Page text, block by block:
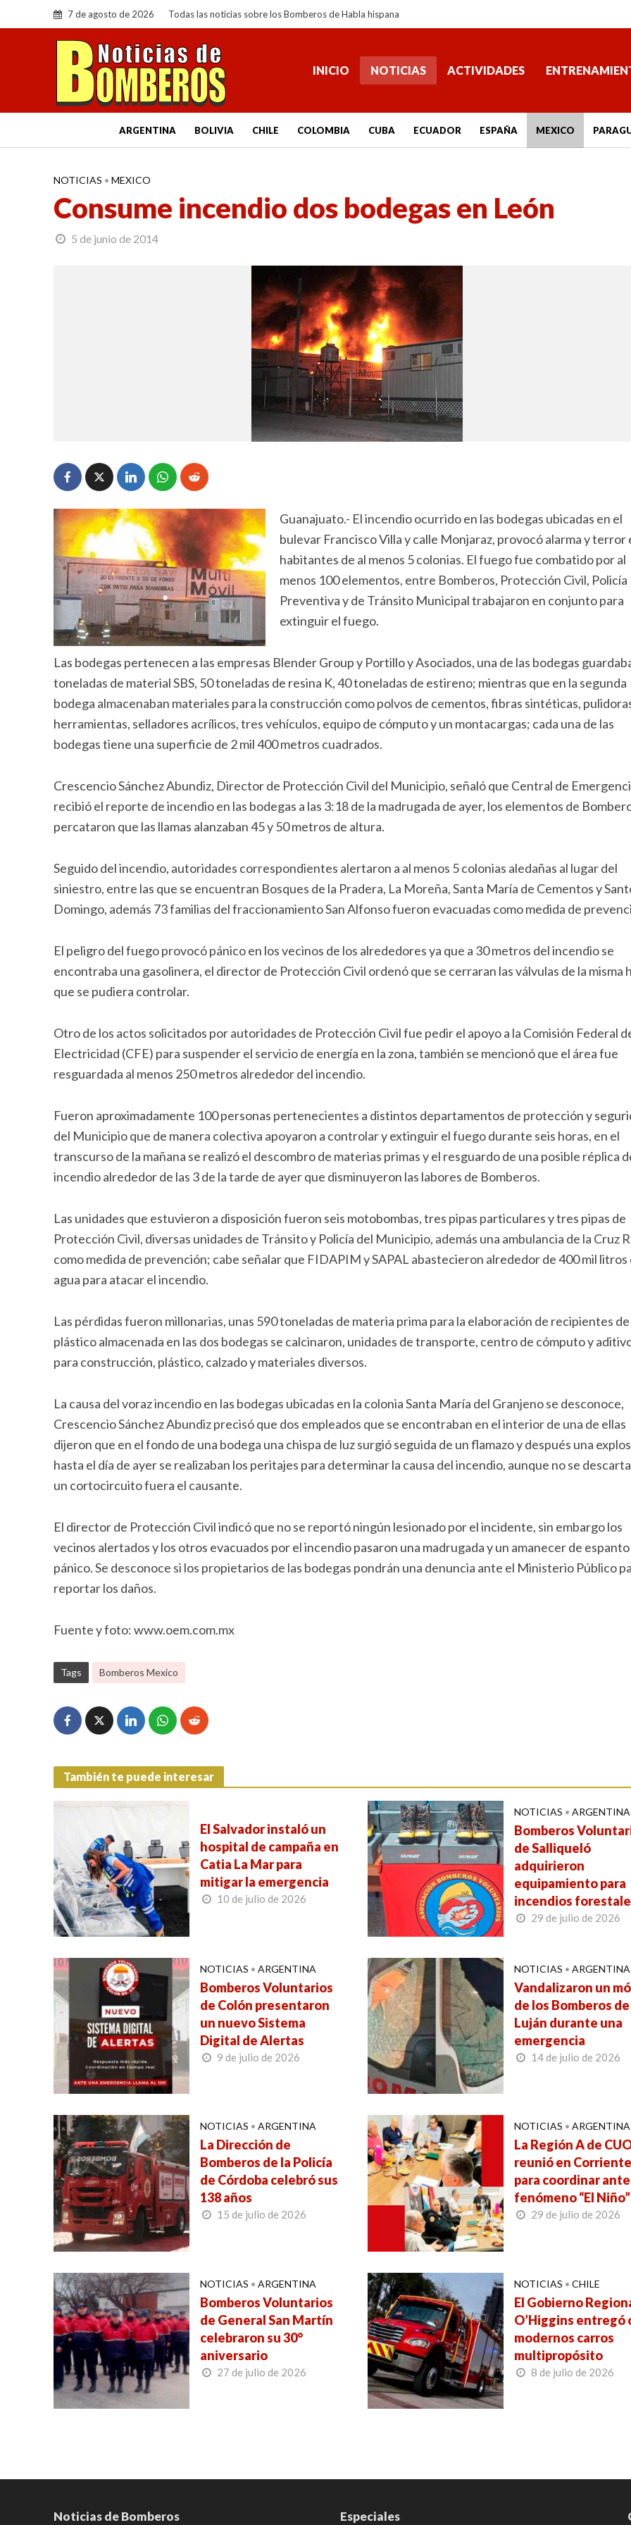
7 de agosto de 2026 Todas las noticias sobre los Bomberos de Habla hispana
INICIO NOTICIAS ACTIVIDADES
ARGENTINA BOLIVIA CHILE COLOMBIA CUBA ECUADOR ESPAÑA MEXICO
NOTICIAS • MEXICO
Consume incendio dos bodegas en León
5 de junio de 2014
Guanajuato.- El incendio ocurrido en las bodegas ubicadas en el
bulevar Francisco Villa y calle Monjaraz, provocó alarma y terror
habitantes de al menos 5 colonias. El fuego fue combatido por al
menos 100 elementos, entre Bomberos, Protección Civil, Policía
Preventiva y de Tránsito Municipal trabajaron en conjunto para
extinguir el fuego.
Las bodegas pertenecen a las empresas Blender Group y Portillo y Asociados, una de las bodegas
toneladas de material SBS, 50 toneladas de resina K, 40 toneladas de estireno; mientras que en la segunda
bodega almacenaban materiales para la construcción como polvos de cementos, fibras sintéticas,
herramientas, selladores acrílicos, tres vehículos, equipo de cómputo y un montacargas; cada una de las
bodegas tiene una superficie de 2 mil 400 metros cuadrados.
Crescencio Sánchez Abundiz, Director de Protección Civil del Municipio, señaló que Central de
recibió el reporte de incendio en las bodegas a las 3:18 de la madrugada de ayer, los elementos de
percataron que las llamas alanzaban 45 y 50 metros de altura.
Seguido del incendio, autoridades correspondientes alertaron a al menos 5 colonias aledañas al lugar del
siniestro, entre las que se encuentran Bosques de la Pradera, La Moreña, Santa María de Cementos y
Domingo, además 73 familias del fraccionamiento San Alfonso fueron evacuadas como medida de
El peligro del fuego provocó pánico en los vecinos de los alrededores ya que a 30 metros del incendio se
encontraba una gasolinera, el director de Protección Civil ordenó que se cerraran las válvulas de la misma
que se pudiera controlar.
Otro de los actos solicitados por autoridades de Protección Civil fue pedir el apoyo a la Comisión Federal
Electricidad (CFE) para suspender el servicio de energía en la zona, también se mencionó que el área fue
resguardada al menos 250 metros alrededor del incendio.
Fueron aproximadamente 100 personas pertenecientes a distintos departamentos de protección y
del Municipio que de manera colectiva apoyaron a controlar y extinguir el fuego durante seis horas, en el
transcurso de la mañana se realizó el descombro de materias primas y el resguardo de una posible réplica
incendio alrededor de las 3 de la tarde de ayer que disminuyeron las labores de Bomberos.
Las unidades que estuvieron a disposición fueron seis motobombas, tres pipas particulares y tres pipas de
Protección Civil, diversas unidades de Tránsito y Policía del Municipio, además una ambulancia de la Cruz
como medida de prevención; cabe señalar que FIDAPIM y SAPAL abastecieron alrededor de 400 mil litros
agua para atacar el incendio.
Las pérdidas fueron millonarias, unas 590 toneladas de materia prima para la elaboración de recipientes de
plástico almacenada en las dos bodegas se calcinaron, unidades de transporte, centro de cómputo y
para construcción, plástico, calzado y materiales diversos.
La causa del voraz incendio en las bodegas ubicadas en la colonia Santa María del Granjeno se desconoce,
Crescencio Sánchez Abundiz precisó que dos empleados que se encontraban en el interior de una de ellas
dijeron que en el fondo de una bodega una chispa de luz surgió seguida de un flamazo y después una
hasta el día de ayer se realizaban los peritajes para determinar la causa del incendio, aunque no se
un cortocircuito fuera el causante.
El director de Protección Civil indicó que no se reportó ningún lesionado por el incidente, sin embargo los
vecinos alertados y los otros evacuados por el incendio pasaron una madrugada y un amanecer de espanto
pánico. Se desconoce si los propietarios de las bodegas pondrán una denuncia ante el Ministerio Público
reportar los daños.
Fuente y foto: www.oem.com.mx
Tags Bomberos Mexico
También te puede interesar
El Salvador instaló un
hospital de campaña en
Catia La Mar para
mitigar la emergencia
10 de julio de 2026
NOTICIAS • ARGENTINA
Bomberos
de Salliqueló
adquirieron
equipamiento para
incendios
29 de julio de 2026
NOTICIAS • ARGENTINA
Bomberos Voluntarios
de Colón presentaron
un nuevo Sistema
Digital de Alertas
9 de julio de 2026
NOTICIAS • ARGENTINA
Vandalizaron un
de los Bomberos de
Luján durante una
emergencia
14 de julio de 2026
NOTICIAS • ARGENTINA
La Dirección de
Bomberos de la Policía
de Córdoba celebró sus
138 años
15 de julio de 2026
NOTICIAS • ARGENTINA
La Región A de
reunió en
para coordinar
fenómeno “El Niño”
29 de julio de 2026
NOTICIAS • ARGENTINA
Bomberos Voluntarios
de General San Martín
celebraron su 30°
aniversario
27 de julio de 2026
NOTICIAS • CHILE
El Gobierno
O’Higgins entregó
modernos carros
multipropósito
8 de julio de 2026
Noticias de Bomberos Especiales